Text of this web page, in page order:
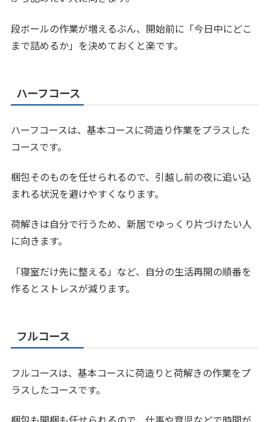
段ボールの作業が増えるぶん、開始前に「今日中にどこ
まで詰めるか」を決めておくと楽です。
ハーフコース
ハーフコースは、基本コースに荷造り作業をプラスした
コースです。
梱包そのものを任せられるので、引越し前の夜に追い込
まれる状況を避けやすくなります。
荷解きは自分で行うため、新居でゆっくり片づけたい人
に向きます。
「寝室だけ先に整える」など、自分の生活再開の順番を
作るとストレスが減ります。
フルコース
フルコースは、基本コースに荷造りと荷解きの作業をプ
ラスしたコースです。